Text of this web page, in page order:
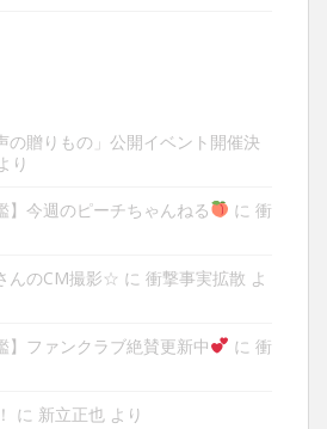
の贈りもの」公開イベント開催決
り
】今週のピーチちゃんねる に 衝
んのCM撮影☆ に 衝撃事実拡散 よ
】ファンクラブ絶賛更新中 に 衝
に 新立正也 より